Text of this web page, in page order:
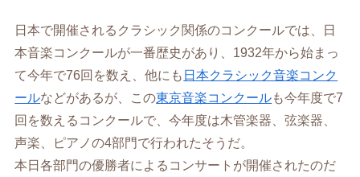
日本で開催されるクラシック関係のコンクールでは、日
本音楽コンクールが一番歴史があり、1932年から始まっ
て今年で76回を数え、他にも 日本クラシック音楽コンク
ールなどがあるが、この東京音楽コンクールも今年度で7
回を数えるコンクールで、今年度は木管楽器、弦楽器、
声楽、ピアノの4部門で行われたそうだ。
本日各部門の優勝者によるコンサートが開催されたのだ